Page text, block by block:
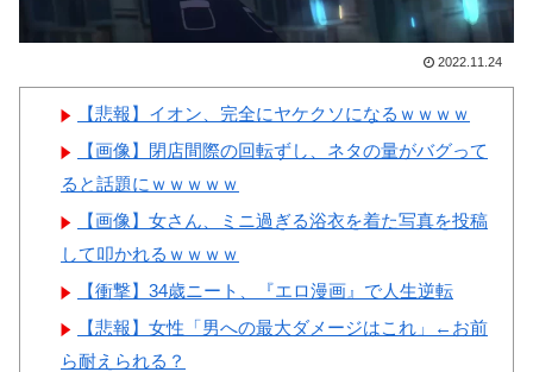
本の対応のスピードに世界が衝
【画像】顔100点、体30点の
女ｗｗｗ
Powered by livedoor 相互RSS
ームラン」→「羨ましすぎる
韓国はこんな打者がいなのか」
韓国人「日本がJリーグ開幕
戦で記録した歴代最多観客数が
元が違う…（ﾌﾞﾙﾌﾞﾙ」＝韓国
韓国人「日本の甲子園で美人
すぎる女子高校生マネージャー
2022.11.24
【悲報】イオン、完全にヤケクソになるｗｗｗｗ
【画像】閉店間際の回転ずし、ネタの量がバグって
ると話題にｗｗｗｗｗ
【画像】女さん、ミニ過ぎる浴衣を着た写真を投稿
して叩かれるｗｗｗｗ
【衝撃】34歳ニート、『エロ漫画』で人生逆転
【悲報】女性「男への最大ダメージはこれ」←お前
ら耐えられる？